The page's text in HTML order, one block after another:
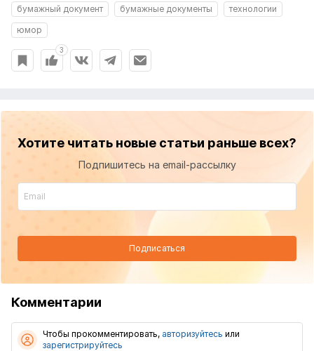
бумажный документ бумажные документы
технологии
юмор
3
Хотите читать новые статьи раньше всех?
Подпишитесь на email-рассылку
Подписаться
Комментарии
Чтобы прокомментировать, авторизуйтесь или
зарегистрируйтесь